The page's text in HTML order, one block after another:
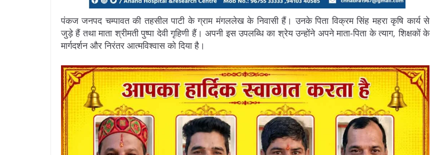
पंकज जनपद चम्पावत की तहसील पाटी के ग्राम मंगललेख के निवासी हैं। उनके पिता विक्रम सिंह महरा कृषि कार्य से
जुड़े हैं तथा माता श्रीमती पुष्पा देवी गृहिणी हैं। अपनी इस उपलब्धि का श्रेय उन्होंने अपने माता-पिता के त्याग, शिक्षकों के
मार्गदर्शन और निरंतर आत्मविश्वास को दिया है।